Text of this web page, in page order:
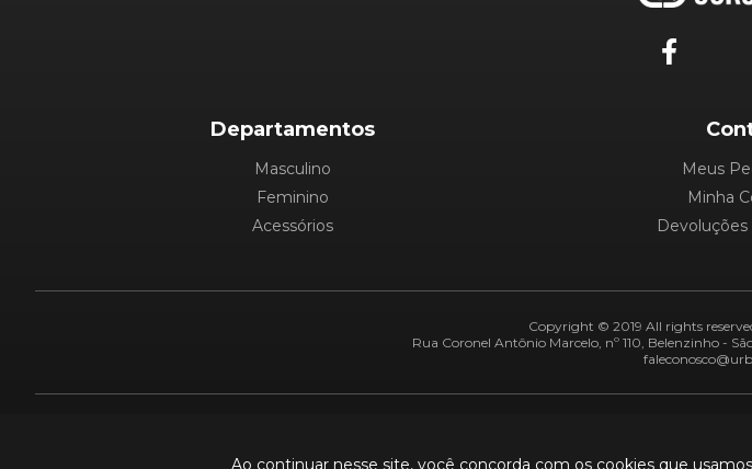
Ao continuar nesse site, você concorda com os cookies que
Departamentos
Masculino
Feminino
Acessórios
Meus
Minha
Devoluções
Copyright © 2019 All rights
Rua Coronel Antônio Marcelo, nº 110, Belenzinho -